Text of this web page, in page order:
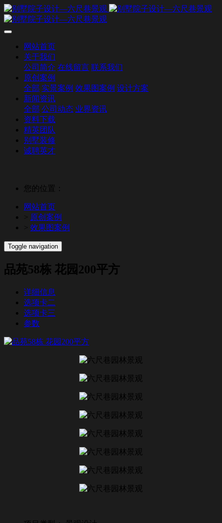
网站首页
关于我们
公司简介 在线留言 联系我们
原创案例
全部 实景案例 效果图案例 设计方案
新闻资讯
全部 公司动态 业界资讯
资料下载
精英团队
别墅装修
诚聘英才
您的位置：
网站首页
> 原创案例
> 效果图案例
Toggle navigation
品苑58栋 花园200平方
详细信息
选项卡二
选项卡三
参数